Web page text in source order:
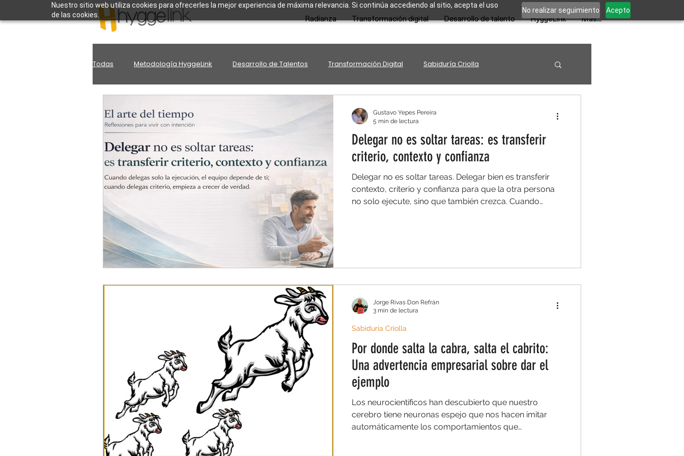
Nuestro sitio web utiliza cookies para ofrecerles la mejor experiencia de máxima relevancia. Si continúa accediendo al sitio, acepta el uso
de las cookies.
No realizar seguimiento Acepto
Radianza Transformación digital Desarrollo de talento HyggeLink Más...
Todas Metodología HyggeLink Desarrollo de Talentos Transformación Digital Sabiduría Criolla
Delegar no es soltar tareas: es transferir
criterio, contexto y confianza
Delegar no es soltar tareas. Delegar bien es transferir
contexto, criterio y confianza para que la otra persona
no solo ejecute, sino que también crezca. Cuando
Gustavo Yepes Pereira
5 min de lectura
Por donde salta la cabra, salta el cabrito:
Una advertencia empresarial sobre dar el
ejemplo
Los neurocientíficos han descubierto que nuestro
cerebro tiene neuronas espejo que nos hacen imitar
automáticamente los comportamientos que
Sabiduría Criolla
Jorge Rivas Don Refrán
3 min de lectura